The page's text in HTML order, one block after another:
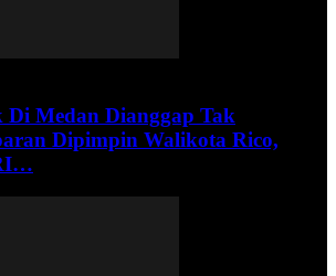
Di Medan Dianggap Tak
Dipimpin Walikota Rico,